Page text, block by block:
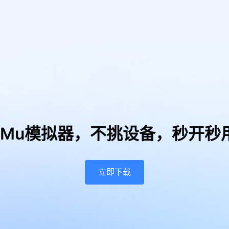
模拟器， 不挑设备，秒开秒
立即下载